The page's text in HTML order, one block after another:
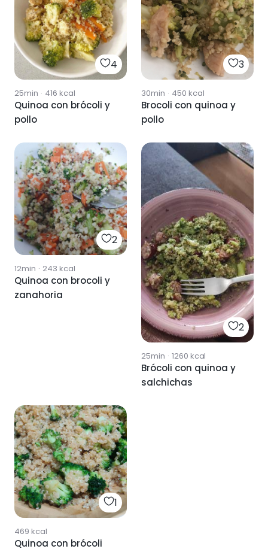
4
25min · 416 kcal
Quinoa con brócoli y
pollo
3
30min · 450 kcal
Brocoli con quinoa y
pollo
2
12min · 243 kcal
Quinoa con brocoli y
zanahoria
2
25min · 1260 kcal
Brócoli con quinoa y
salchichas
1
469 kcal
Quinoa con brócoli